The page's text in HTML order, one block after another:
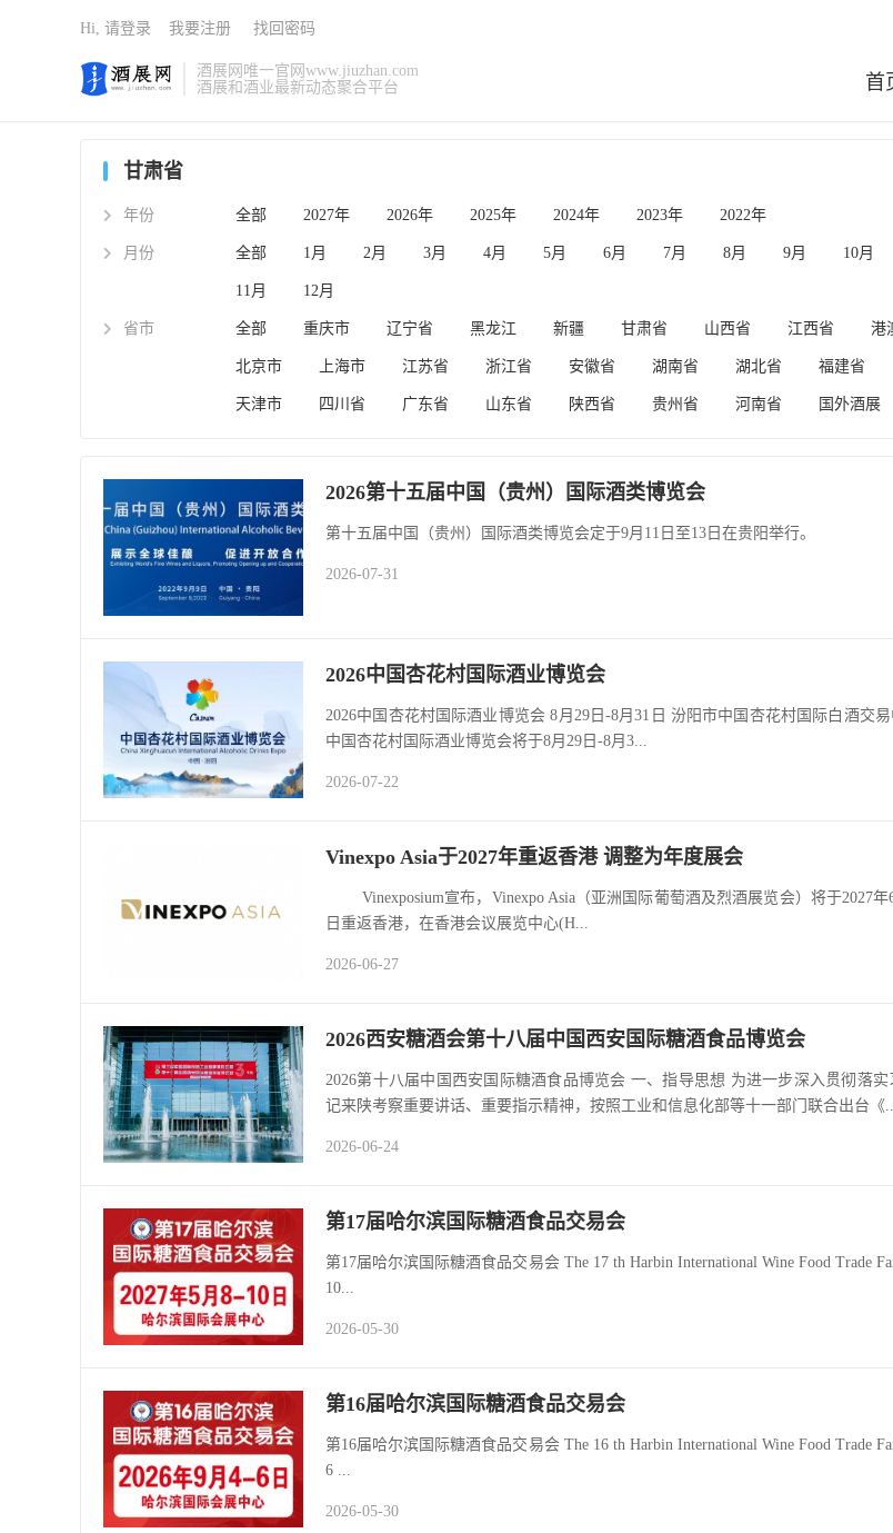
酒展网唯一官网www.jiuzhan.com
酒展和酒业最新动态聚合平台
首
Hi, 请登录 我要注册 找回密码
甘肃省
年份 全部 2027年 2026年 2025年 2024年 2023年 2022年
月份 全部 1月 2月 3月 4月 5月 6月 7月 8月 9月 10月
11月 12月
省市 全部 重庆市 辽宁省 黑龙江 新疆 甘肃省 山西省 江西省 港
北京市 上海市 江苏省 浙江省 安徽省 湖南省 湖北省 福建省
天津市 四川省 广东省 山东省 陕西省 贵州省 河南省 国外酒展
2026第十五届中国（贵州）国际酒类博览会
第十五届中国（贵州）国际酒类博览会定于9月11日至13日在贵阳举行。
2026-07-31
2026中国杏花村国际酒业博览会
2026中国杏花村国际酒业博览会 8月29日-8月31日 汾阳市中国杏花村国际白酒交
中国杏花村国际酒业博览会将于8月29日-8月3...
2026-07-22
Vinexpo Asia于2027年重返香港 调整为年度展会
Vinexposium宣布，Vinexpo Asia（亚洲国际葡萄酒及烈酒展览会）将于2027年
日重返香港，在香港会议展览中心(H...
2026-06-27
2026西安糖酒会第十八届中国西安国际糖酒食品博览会
2026第十八届中国西安国际糖酒食品博览会 一、指导思想 为进一步深入贯彻落实
记来陕考察重要讲话、重要指示精神，按照工业和信息化部等十一部门联合出台《
2026-06-24
第17届哈尔滨国际糖酒食品交易会
第17届哈尔滨国际糖酒食品交易会 The 17 th Harbin International Wine Food Trade
10...
2026-05-30
第16届哈尔滨国际糖酒食品交易会
第16届哈尔滨国际糖酒食品交易会 The 16 th Harbin International Wine Food Trade
6 ...
2026-05-30